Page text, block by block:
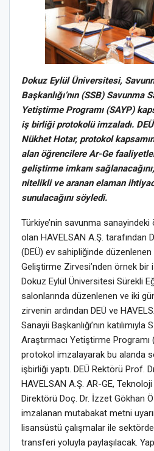
Dokuz Eylül Üniversitesi,
Başkanlığı’nın (SSB) Savunma
Yetiştirme Programı (SAYP)
iş birliği protokolü imzaladı.
Nükhet Hotar, protokol
alan öğrencilere Ar-Ge
geliştirme imkanı
nitelikli ve aranan elaman
sunulacağını söyledi.
Türkiye’nin savunma
olan HAVELSAN A.Ş. tarafından
(DEÜ) ev sahipliğinde
Geliştirme Zirvesi’nden örnek bir
Dokuz Eylül Üniversitesi Sürekli
salonlarında düzenlenen ve iki
zirvenin ardından DEÜ ve
Sanayii Başkanlığı’nın
Araştırmacı Yetiştirme Programı
protokol imzalayarak bu alanda
işbirliği yaptı. DEÜ Rektörü Prof.
HAVELSAN A.Ş. AR-GE,
Direktörü Doç. Dr. İzzet Gökhan
imzalanan mutabakat metni
lisansüstü çalışmalar ile
transferi yoluyla paylaşılacak.